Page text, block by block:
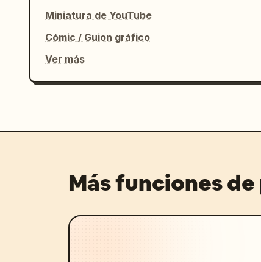
Miniatura de YouTube
Cómic / Guion gráfico
Ver más
Más funciones